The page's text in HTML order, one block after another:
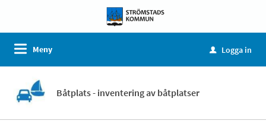
Meny u Logga in
Båtplats - inventering av båtplatser